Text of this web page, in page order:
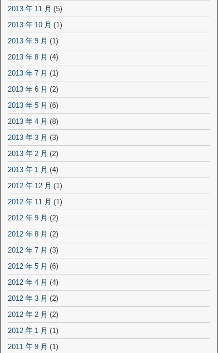
2013 年 11 月 (5)
2013 年 10 月 (1)
2013 年 9 月 (1)
2013 年 8 月 (4)
2013 年 7 月 (1)
2013 年 6 月 (2)
2013 年 5 月 (6)
2013 年 4 月 (8)
2013 年 3 月 (3)
2013 年 2 月 (2)
2013 年 1 月 (4)
2012 年 12 月 (1)
2012 年 11 月 (1)
2012 年 9 月 (2)
2012 年 8 月 (2)
2012 年 7 月 (3)
2012 年 5 月 (6)
2012 年 4 月 (4)
2012 年 3 月 (2)
2012 年 2 月 (2)
2012 年 1 月 (1)
2011 年 9 月 (1)